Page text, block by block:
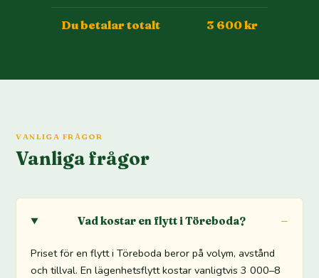
Du betalar totalt 3 600 kr
VANLIGA FRÅGOR
Vanliga frågor
Vad kostar en flytt i Töreboda?
Priset för en flytt i Töreboda beror på volym, avstånd
och tillval. En lägenhetsflytt kostar vanligtvis 3 000–8